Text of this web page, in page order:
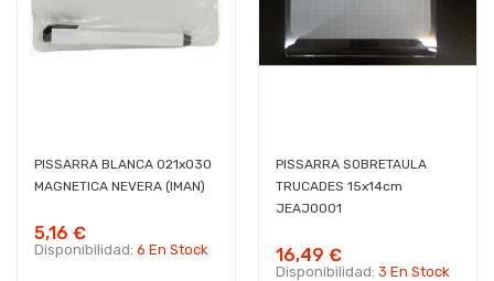
PISSARRA BLANCA 021x030
MAGNETICA NEVERA (IMAN)
5,16 €
Disponibilidad: 6 En Stock
PISSARRA SOBRETAULA
TRUCADES 15x14cm
JEAJ0001
16,49 €
Disponibilidad: 3 En Stock